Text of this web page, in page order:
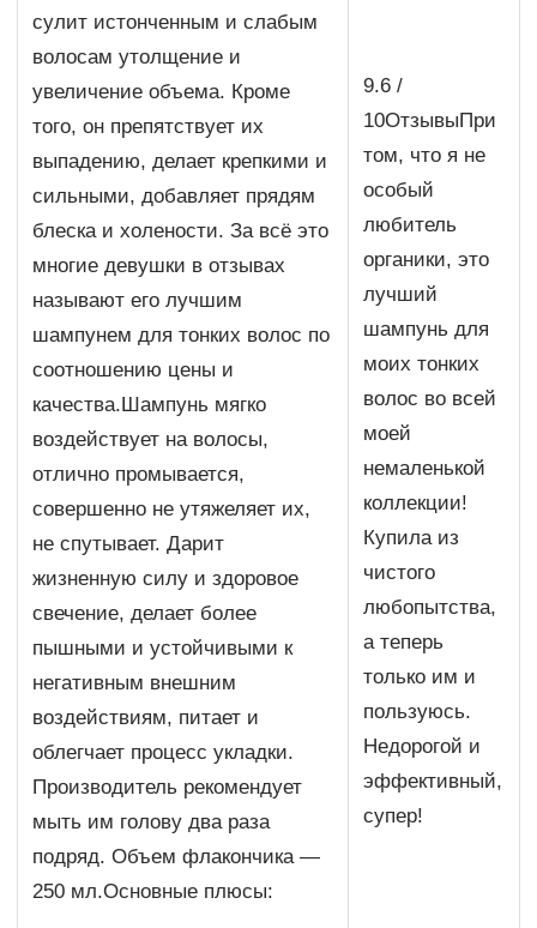
сулит истонченным и слабым
волосам утолщение и
увеличение объема. Кроме
того, он препятствует их
выпадению, делает крепкими и
сильными, добавляет прядям
блеска и холености. За всё это
многие девушки в отзывах
называют его лучшим
шампунем для тонких волос по
соотношению цены и
качества.Шампунь мягко
воздействует на волосы,
отлично промывается,
совершенно не утяжеляет их,
не спутывает. Дарит
жизненную силу и здоровое
свечение, делает более
пышными и устойчивыми к
негативным внешним
воздействиям, питает и
облегчает процесс укладки.
Производитель рекомендует
мыть им голову два раза
подряд. Объем флакончика —
250 мл.Основные плюсы:
9.6 /
10ОтзывыПри
том, что я не
особый
любитель
органики, это
лучший
шампунь для
моих тонких
волос во всей
моей
немаленькой
коллекции!
Купила из
чистого
любопытства,
а теперь
только им и
пользуюсь.
Недорогой и
эффективный,
супер!